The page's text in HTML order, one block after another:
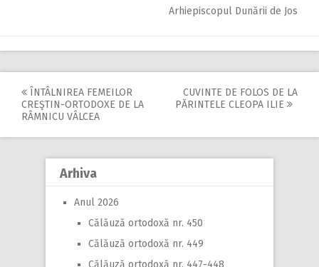
Arhiepiscopul Dunării de Jos
Post
navigation
ÎNTÂLNIREA FEMEILOR
CREŞTIN-ORTODOXE DE LA
RÂMNICU VÂLCEA
CUVINTE DE FOLOS DE LA
PĂRINTELE CLEOPA ILIE
Arhiva
Anul 2026
Călăuză ortodoxă nr. 450
Călăuză ortodoxă nr. 449
Călăuză ortodoxă nr. 447-448